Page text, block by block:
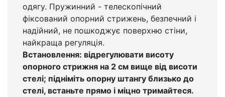
одягу. Пружинний - телескопічний
фіксований опорний стрижень, безпечний і
надійний, не пошкоджує поверхню стіни,
найкраща регуляція.
Встановлення: відрегулювати висоту
опорного стрижня на 2 см вище від висоти
стелі; підніміть опорну штангу близько до
стелі, встаньте прямо і міцно тримайтеся.